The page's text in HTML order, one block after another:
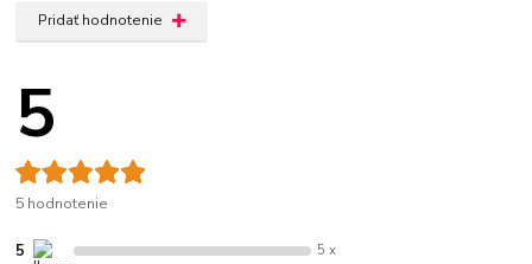
Pridať hodnotenie
5
5 hodnotenie
5 5 x